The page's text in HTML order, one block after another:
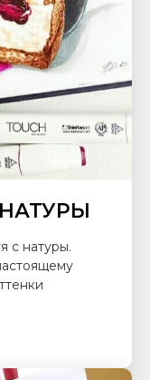
с натуры.